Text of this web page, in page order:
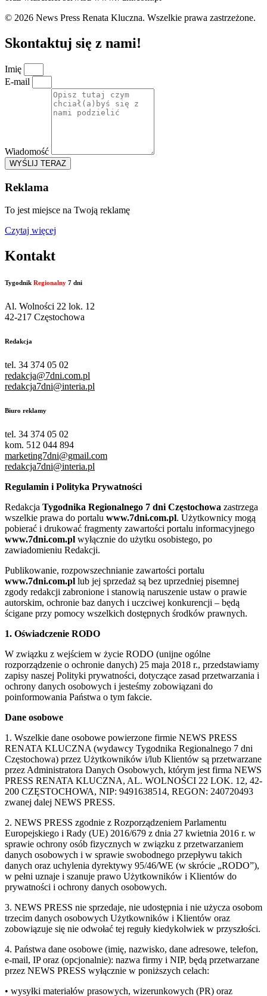
© 2026 News Press Renata Kluczna. Wszelkie prawa zastrzeżone.
Skontaktuj się z nami!
Imię
E-mail
Wiadomość
WYŚLIJ TERAZ
Reklama
To jest miejsce na Twoją reklamę
Czytaj więcej
Kontakt
Tygodnik Regionalny 7 dni
Al. Wolności 22 lok. 12
42-217 Częstochowa
Redakcja
tel. 34 374 05 02
redakcja@7dni.com.pl
redakcja7dni@interia.pl
Biuro reklamy
tel. 34 374 05 02
kom. 512 044 894
marketing7dni@gmail.com
redakcja7dni@interia.pl
Regulamin i Polityka Prywatności
Redakcja Tygodnika Regionalnego 7 dni Częstochowa zastrzega
wszelkie prawa do portalu www.7dni.com.pl. Użytkownicy mogą
pobierać i drukować fragmenty zawartości portalu informacyjnego
www.7dni.com.pl wyłącznie do użytku osobistego, po
zawiadomieniu Redakcji.
Publikowanie, rozpowszechnianie zawartości portalu
www.7dni.com.pl lub jej sprzedaż są bez uprzedniej pisemnej
zgody redakcji zabronione i stanowią naruszenie ustaw o prawie
autorskim, ochronie baz danych i uczciwej konkurencji – będą
ścigane przy pomocy wszelkich dostępnych środków prawnych.
1. Oświadczenie RODO
W związku z wejściem w życie RODO (unijne ogólne
rozporządzenie o ochronie danych) 25 maja 2018 r., przedstawiamy
zapisy naszej Polityki prywatności, dotyczące zasad przetwarzania i
ochrony danych osobowych i jesteśmy zobowiązani do
poinformowania Państwa o tym fakcie.
Dane osobowe
1. Wszelkie dane osobowe powierzone firmie NEWS PRESS
RENATA KLUCZNA (wydawcy Tygodnika Regionalnego 7 dni
Częstochowa) przez Użytkowników i/lub Klientów są przetwarzane
przez Administratora Danych Osobowych, którym jest firma NEWS
PRESS RENATA KLUCZNA, AL. WOLNOŚCI 22 LOK. 12, 42-
200 CZĘSTOCHOWA, NIP: 9491638514, REGON: 240720493
zwanej dalej NEWS PRESS.
2. NEWS PRESS zgodnie z Rozporządzeniem Parlamentu
Europejskiego i Rady (UE) 2016/679 z dnia 27 kwietnia 2016 r. w
sprawie ochrony osób fizycznych w związku z przetwarzaniem
danych osobowych i w sprawie swobodnego przepływu takich
danych oraz uchylenia dyrektywy 95/46/WE (w skrócie „RODO”),
w pełni uznaje i szanuje prawo Użytkowników i Klientów do
prywatności i ochrony danych osobowych.
3. NEWS PRESS nie sprzedaje, nie udostępnia i nie użycza osobom
trzecim danych osobowych Użytkowników i Klientów oraz
zobowiązuje się nie odwołać tej reguły kiedykolwiek w przyszłości.
4. Państwa dane osobowe (imię, nazwisko, dane adresowe, telefon,
e-mail, IP oraz (opcjonalnie): nazwa firmy i NIP, będą przetwarzane
przez NEWS PRESS wyłącznie w poniższych celach:
• wysyłki materiałów prasowych, wizerunkowych (PR) oraz